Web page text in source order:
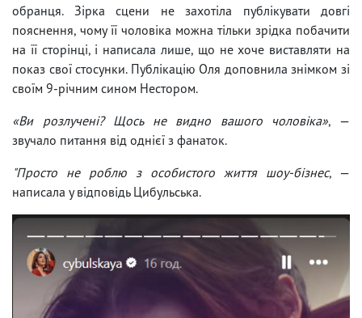
обранця. Зірка сцени не захотіла публікувати довгі
пояснення, чому її чоловіка можна тільки зрідка побачити
на її сторінці, і написала лише, що не хоче виставляти на
показ свої стосунки. Публікацію Оля доповнила знімком зі
своїм 9-річним сином Нестором.
«Ви розлучені? Щось не видно вашого чоловіка», —
звучало питання від однієї з фанаток.
"Просто не роблю з особистого життя шоу-бізнес, —
написала у відповідь Цибульська.